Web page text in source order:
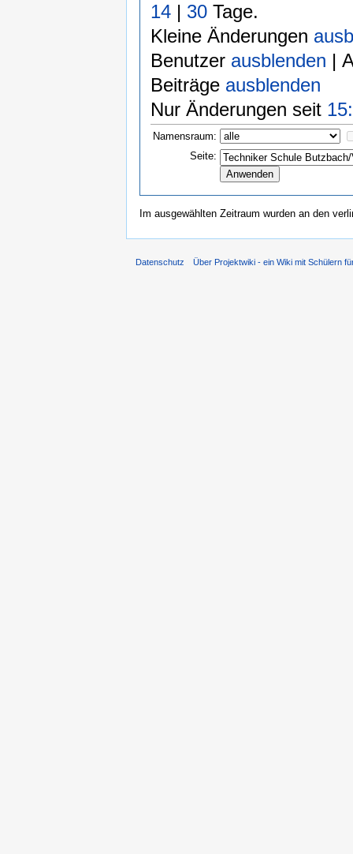
14| 30Tage.
Kleine Änderungen
Benutzer ausblenden |
Beiträge ausblenden
Nur Änderungen seit
Namensraum:
Seite:
Im ausgewählten Zeitraum wurden an den
Datenschutz Über Projektwiki - ein Wiki mit Schülern